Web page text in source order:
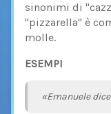
sinonimi di
"pizzarella" è
molle.
ESEMPI
«Emanuele